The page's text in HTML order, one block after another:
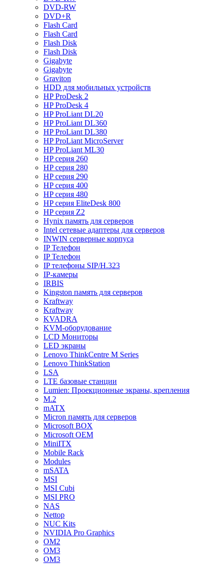
DVD-RW
DVD+R
Flash Card
Flash Card
Flash Disk
Flash Disk
Gigabyte
Gigabyte
Graviton
HDD для мобильных устройств
HP ProDesk 2
HP ProDesk 4
HP ProLiant DL20
HP ProLiant DL360
HP ProLiant DL380
HP ProLiant MicroServer
HP ProLiant ML30
HP серия 260
HP серия 280
HP серия 290
HP серия 400
HP серия 480
HP серия EliteDesk 800
HP серия Z2
Hynix память для серверов
Intel сетевые адаптеры для серверов
INWIN серверные корпуса
IP Телефон
IP Телефон
IP телефоны SIP/H.323
IP-камеры
IRBIS
Kingston память для серверов
Kraftway
Kraftway
KVADRA
KVM-оборудование
LCD Мониторы
LED экраны
Lenovo ThinkCentre M Series
Lenovo ThinkStation
LSA
LTE базовые станции
Lumien: Проекционные экраны, крепления
M.2
mATX
Micron память для серверов
Microsoft BOX
Microsoft OEM
MiniITX
Mobile Rack
Modules
mSATA
MSI
MSI Cubi
MSI PRO
NAS
Nettop
NUC Kits
NVIDIA Pro Graphics
OM2
OM3
OM3